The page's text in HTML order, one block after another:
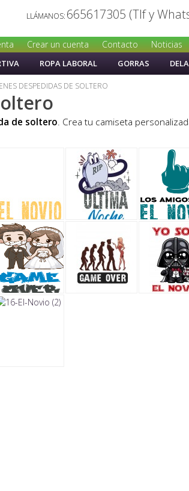
LLÁMANOS: 665617305 (Tlf y
Crear un cuenta Contacto Noticias
ROPA LABORAL GORRAS
DESPEDIDAS DE SOLTERO
de soltero. Crea tu camiseta